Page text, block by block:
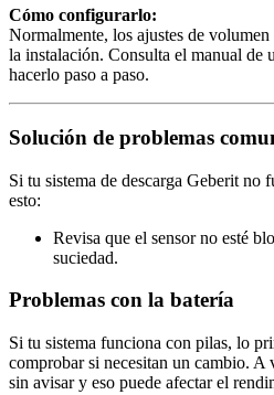
Cómo configurarlo:
Normalmente, los ajustes de volumen
la instalación. Consulta el manual de
hacerlo paso a paso.
Solución de problemas
Si tu sistema de descarga Geberit no
esto:
Revisa que el sensor no esté
suciedad.
Problemas con la batería
Si tu sistema funciona con pilas, lo
comprobar si necesitan un cambio. A
sin avisar y eso puede afectar el